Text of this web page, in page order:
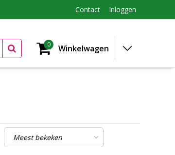
Contact Inloggen
0 Winkelwagen